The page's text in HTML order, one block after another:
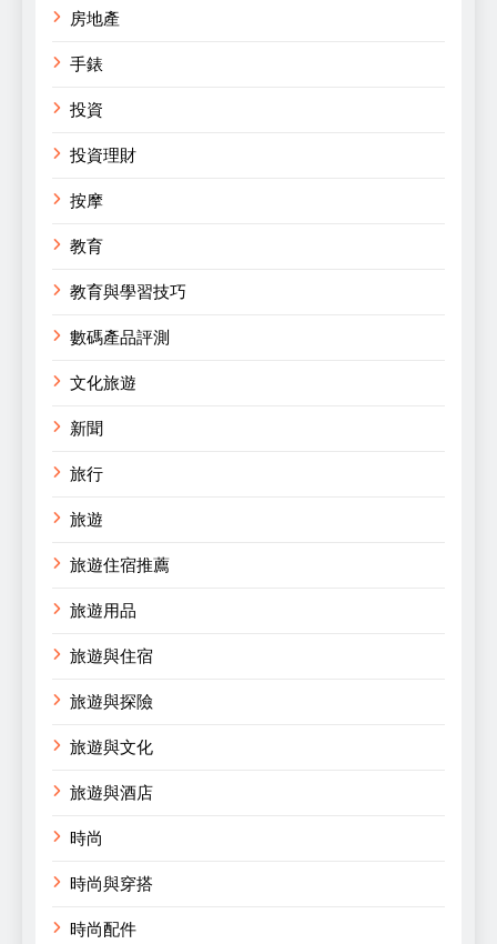
房地產
手錶
投資
投資理財
按摩
教育
教育與學習技巧
數碼產品評測
文化旅遊
新聞
旅行
旅遊
旅遊住宿推薦
旅遊用品
旅遊與住宿
旅遊與探險
旅遊與文化
旅遊與酒店
時尚
時尚與穿搭
時尚配件